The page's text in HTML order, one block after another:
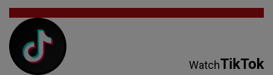
WatchTikTok